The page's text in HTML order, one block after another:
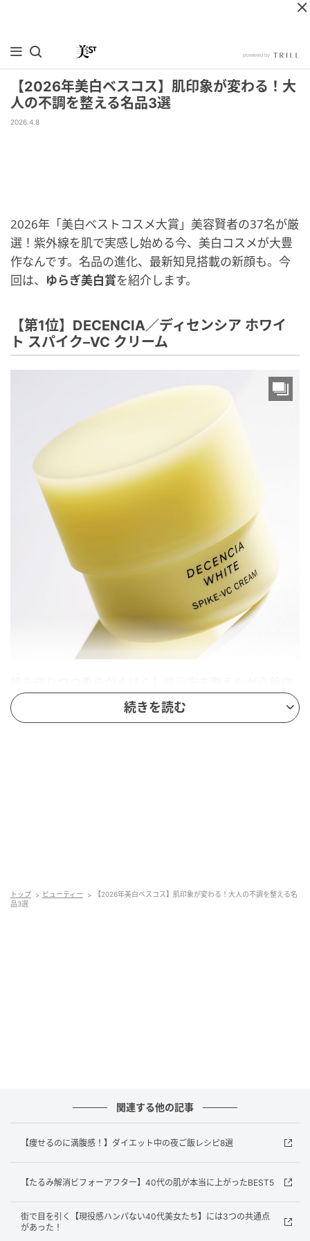
【2026年美白ベスコス】肌印象が変わる！大
人の不調を整える名品3選
2026.4.8
2026年「美白ベストコスメ大賞」美容賢者の37名が厳
選！紫外線を肌で実感し始める今、美白コスメが大豊
作なんです。名品の進化、最新知見搭載の新顔も。今
回は、 ゆらぎ美白賞を紹介します。
【第1位】DECENCIA／ディセンシア ホワイ
ト スパイク–VC クリーム
へ
「美白＆肌の明るさまで得られて手放せない！メイク
長井かおりさん（ヘア・メイク）
大人のゆらぎ肌に頼もしい、厚みのある高保湿クリー
ム！
続きを読む
トップ ビューティー
【2026年美白ベスコス】肌印象が変わる！大人の不調を整える名
品3選
関連する他の記事
【痩せるのに満腹感！】ダイエット中の夜ご飯レシピ8選
【たるみ解消ビフォーアフター】40代の肌が本当に上がったBEST5
街で目を引く【現役感ハンパない40代美女たち】には3つの共通点
があった！